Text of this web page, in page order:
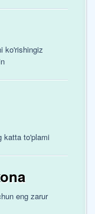
ko'rishingiz
katta to'plami
eng zarur